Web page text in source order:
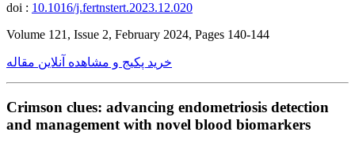
doi : 10.1016/j.fertnstert.2023.12.020
Volume 121, Issue 2, February 2024, Pages 140-144
خرید پکیج و مشاهده آنلاین مقاله
Crimson clues: advancing endometriosis detection
and management with novel blood biomarkers